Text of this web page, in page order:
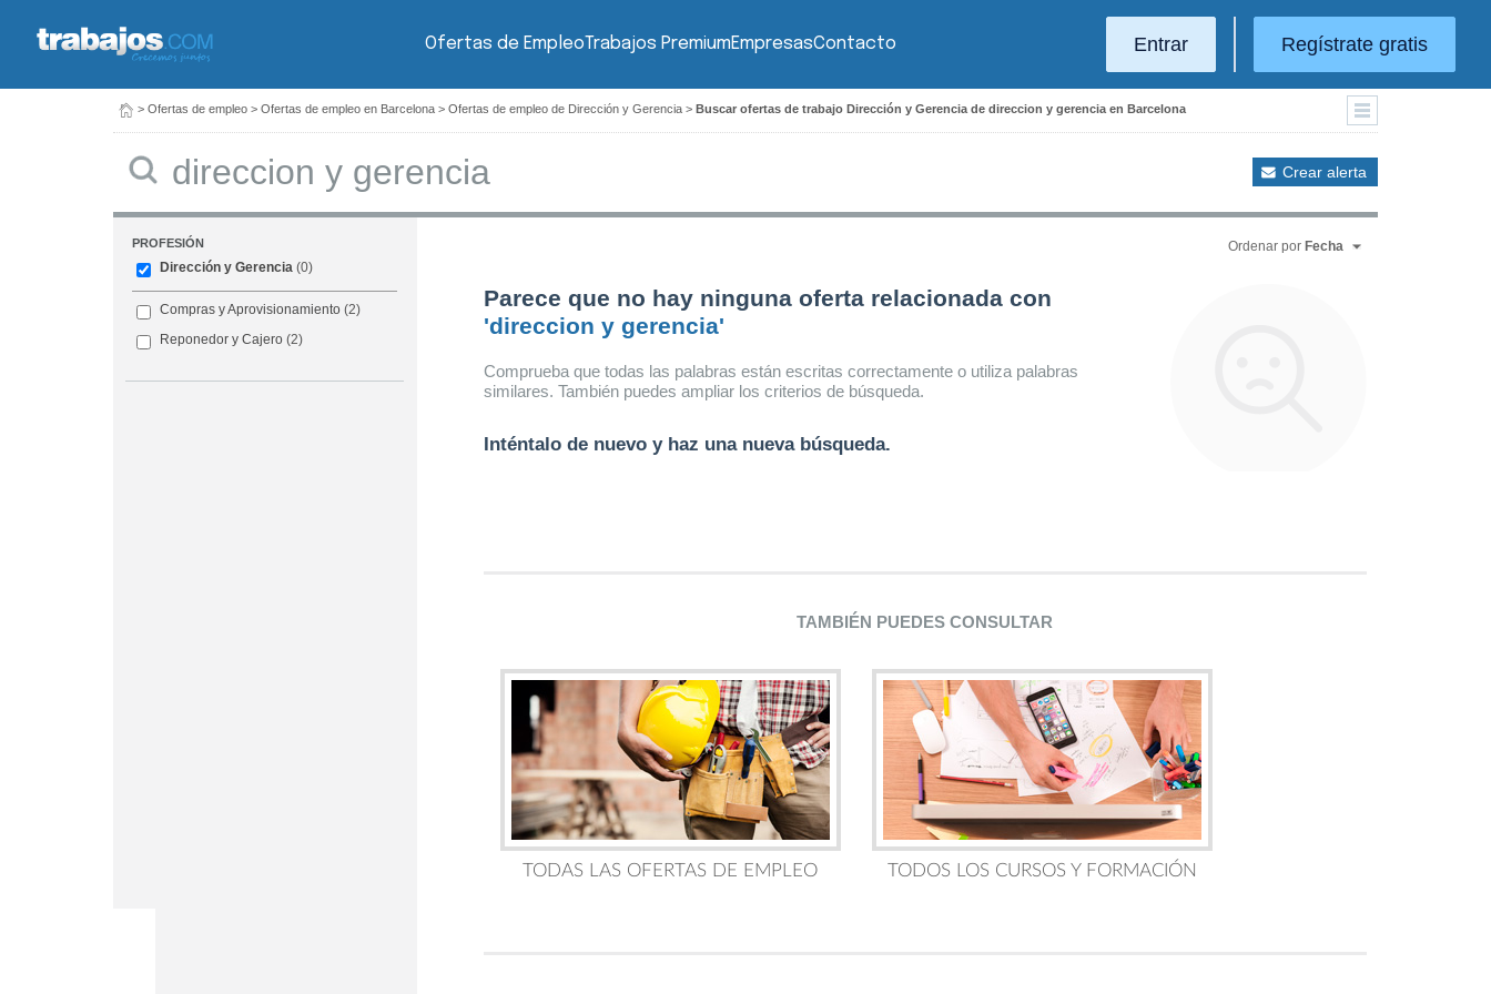
Ofertas de EmpleoTrabajos PremiumEmpresasContacto Entrar Regístrate gratis
> Ofertas de empleo > Ofertas de empleo en Barcelona > Ofertas de empleo de Dirección y Gerencia > Buscar ofertas de trabajo Dirección y Gerencia de direccion y gerencia en Barcelona
Crear alerta
PROFESIÓN
Dirección y Gerencia (0)
Compras y Aprovisionamiento (2)
Reponedor y Cajero (2)
Ordenar por Fecha
Parece que no hay ninguna oferta relacionada con
'direccion y gerencia'
Comprueba que todas las palabras están escritas correctamente o utiliza palabras
similares. También puedes ampliar los criterios de búsqueda.
Inténtalo de nuevo y haz una nueva búsqueda.
TAMBIÉN PUEDES CONSULTAR
TODAS LAS OFERTAS DE EMPLEO TODOS LOS CURSOS Y FORMACIÓN